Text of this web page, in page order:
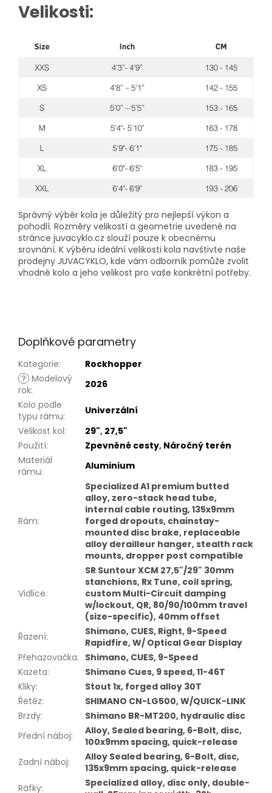
Velikosti:
Správný výběr kola je důležitý pro nejlepší výkon a
pohodlí. Rozměry velikostí a geometrie uvedené na
stránce juvacyklo.cz slouží pouze k obecnému
srovnání. K výběru ideální velikosti kola navštivte naše
prodejny JUVACYKLO, kde vám odborník pomůže zvolit
vhodné kolo a jeho velikost pro vaše konkrétní potřeby.
Doplňkové parametry
Kategorie:
Rockhopper
? Modelový
rok:
2026
Kolo podle
typu rámu:
Univerzální
Velikost kol: 29", 27,5"
Použití: Zpevněné cesty, Náročný terén
Materiál
rámu: Aluminium
Rám:
Specialized A1 premium butted
alloy, zero-stack head tube,
internal cable routing, 135x9mm
forged dropouts, chainstay-
mounted disc brake, replaceable
alloy derailleur hanger, stealth rack
mounts, dropper post compatible
Vidlice:
SR Suntour XCM 27,5"/29" 30mm
stanchions, Rx Tune, coil spring,
custom Multi-Circuit damping
w/lockout, QR, 80/90/100mm travel
(size-specific), 40mm offset
Řazení:
Shimano, CUES, Right, 9-Speed
Rapidfire, W/ Optical Gear Display
Přehazovačka: Shimano, CUES, 9-Speed
Kazeta:
Shimano Cues, 9 speed, 11-46T
Kliky:
Stout 1x, forged alloy 30T
Řetěz:
SHIMANO CN-LG500, W/QUICK-LINK
Brzdy:
Shimano BR-MT200, hydraulic disc
Přední náboj:
Alloy, Sealed bearing, 6-Bolt, disc,
100x9mm spacing, quick-release
Zadní náboj:
Alloy Sealed bearing, 6-Bolt, disc,
135x9mm spacing, quick-release
Ráfky:
Specialized alloy, disc only, double-